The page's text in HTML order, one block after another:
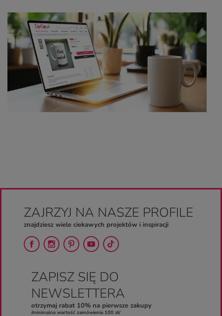
ZAJRZYJ NA NASZE PROFILE
znajdziesz wiele ciekawych projektów i inspiracji
ZAPISZ SIĘ DO
NEWSLETTERA
otrzymaj rabat 10% na pierwsze zakupy
/minimalna wartość zamówienia 100 zł/